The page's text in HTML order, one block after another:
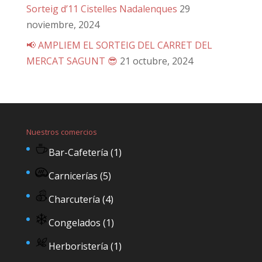
Sorteig d’11 Cistelles Nadalenques 29
noviembre, 2024
📢 AMPLIEM EL SORTEIG DEL CARRET DEL
MERCAT SAGUNT 😎 21 octubre, 2024
Nuestros comercios
Bar-Cafetería (1)
Carnicerías (5)
Charcutería (4)
Congelados (1)
Herboristería (1)